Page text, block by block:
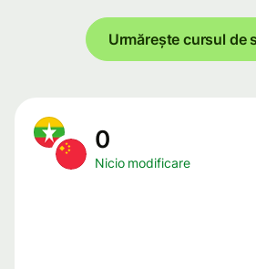
Urmărește cursul de
0
Nicio modificare